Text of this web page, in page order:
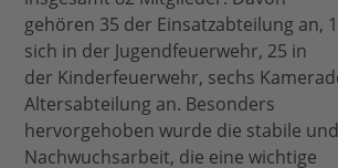
gehören 35 der Einsatzabteilung an,
sich in der Jugendfeuerwehr, 25 in
der Kinderfeuerwehr, sechs
Altersabteilung an. Besonders
hervorgehoben wurde die stabile
Nachwuchsarbeit, die eine wichtige